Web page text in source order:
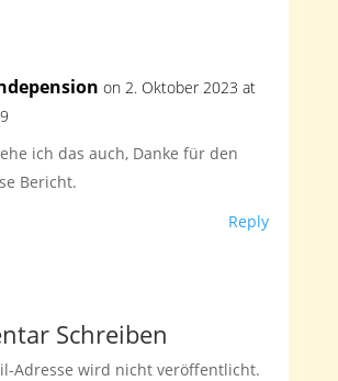
on 2. Oktober 2023 at
ich das auch, Danke für den
Bericht.
Reply
Schreiben
Adresse wird nicht veröffentlicht.